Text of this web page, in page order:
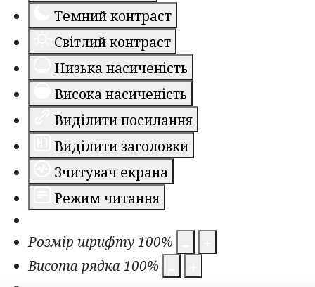
Темний контраст
Світлий контраст
Низька насиченість
Висока насиченість
Виділити посилання
Виділити заголовки
Зчитувач екрана
Режим читання
Розмір шрифту100%
Висота рядка100%